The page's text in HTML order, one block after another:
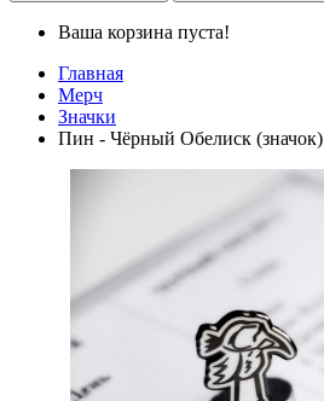
Ваша корзина пуста!
Главная
Мерч
Значки
Пин - Чёрный Обелиск (значок)